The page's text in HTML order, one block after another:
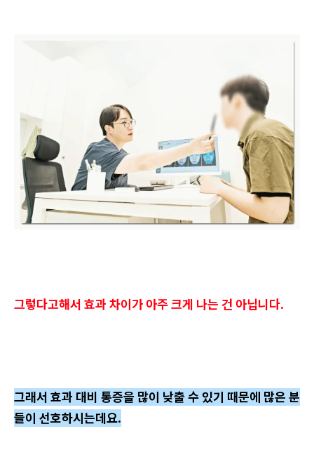
그렇다고해서 효과 차이가 아주 크게 나는 건 아닙니다.
그래서 효과 대비 통증을 많이 낮출 수 있기 때문에 많은 분
들이 선호하시는데요.